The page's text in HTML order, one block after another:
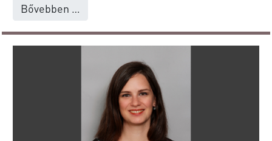
Bővebben …